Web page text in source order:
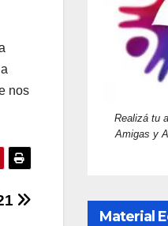
nos
Realizá tu
Amigas y
Material